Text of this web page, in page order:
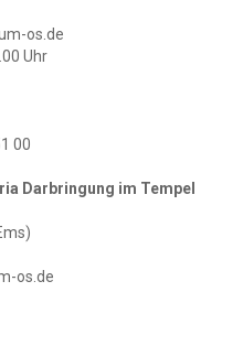
os.de
Uhr
00
Darbringung im Tempel
os.de